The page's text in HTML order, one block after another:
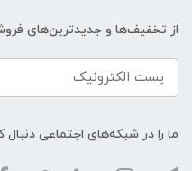
از تخفیف‌ها و جدیدترین‌های
ما را در شبکه‌های اجتماعی دنبال